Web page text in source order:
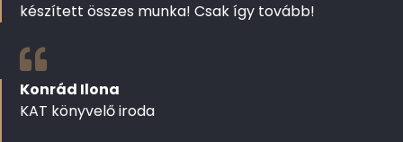
készített összes munka! Csak így tovább!
Konrád Ilona
KAT könyvelő iroda